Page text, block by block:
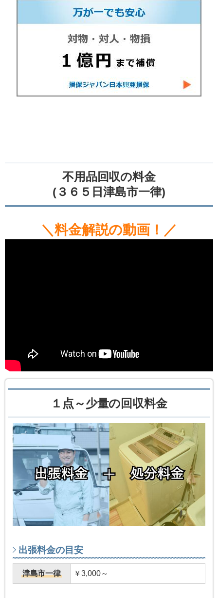
不用品回収の料金
(３６５日津島市一律)
＼料金解説の動画！／
１点～少量の回収料金
出張料金の目安
津島市一律 ￥3,000～